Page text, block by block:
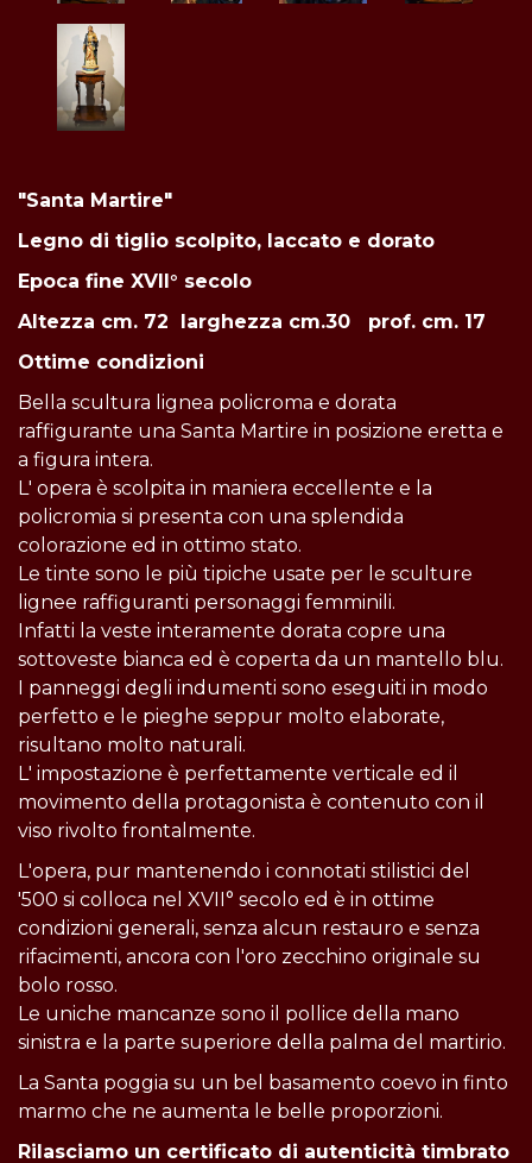
"Santa Martire"
Legno di tiglio scolpito, laccato e dorato
Epoca fine XVII° secolo
Altezza cm. 72 larghezza cm.30 prof. cm. 17
Ottime condizioni
Bella scultura lignea policroma e dorata
raffigurante una Santa Martire in posizione eretta e
a figura intera.
L' opera è scolpita in maniera eccellente e la
policromia si presenta con una splendida
colorazione ed in ottimo stato.
Le tinte sono le più tipiche usate per le sculture
lignee raffiguranti personaggi femminili.
Infatti la veste interamente dorata copre una
sottoveste bianca ed è coperta da un mantello blu.
I panneggi degli indumenti sono eseguiti in modo
perfetto e le pieghe seppur molto elaborate,
risultano molto naturali.
L' impostazione è perfettamente verticale ed il
movimento della protagonista è contenuto con il
viso rivolto frontalmente.
L'opera, pur mantenendo i connotati stilistici del
'500 si colloca nel XVII° secolo ed è in ottime
condizioni generali, senza alcun restauro e senza
rifacimenti, ancora con l'oro zecchino originale su
bolo rosso.
Le uniche mancanze sono il pollice della mano
sinistra e la parte superiore della palma del martirio.
La Santa poggia su un bel basamento coevo in finto
marmo che ne aumenta le belle proporzioni.
Rilasciamo un certificato di autenticità timbrato